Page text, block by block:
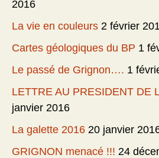
2016
La vie en couleurs 2 février
Cartes géologiques du BP 1
Le passé de Grignon…. 1
LETTRE AU PRESIDENT DE
janvier 2016
La galette 2016 20 janvier
GRIGNON menacé !!! 24